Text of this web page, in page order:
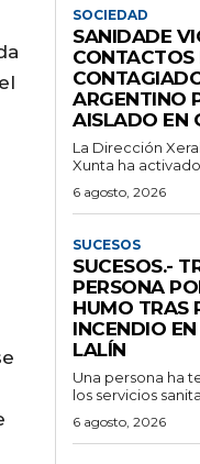
SOCIEDAD
SANIDADE
CONTACTOS
ARGENTINO
AISLADO EN
La Dirección
Xunta ha
6 agosto, 2026
SUCESOS
SUCESOS.-
PERSONA
HUMO TRAS
INCENDIO
LALÍN
Una persona ha
los servicios
6 agosto, 2026